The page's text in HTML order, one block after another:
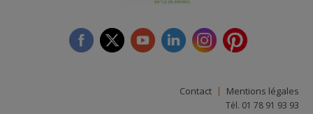
Contact Mentions légales
Tél. 01 78 91 93 93